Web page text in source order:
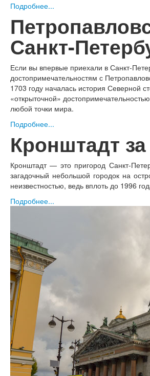
Подробнее...
Санкт-
Если вы впервые приехали в Санкт-
достопримечательностям с
1703 году началась история Северной
«открыточной»
любой точки мира.
Подробнее...
Кронштадт
Кронштадт — это пригород Санкт-
загадочный небольшой городок на
неизвестностью, ведь вплоть до 1996
Подробнее...